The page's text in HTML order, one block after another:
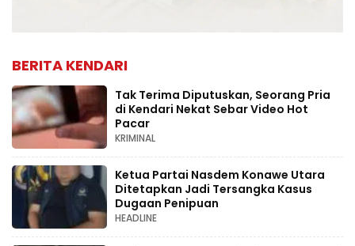
BERITA KENDARI
Tak Terima Diputuskan, Seorang Pria
di Kendari Nekat Sebar Video Hot
Pacar
KRIMINAL
Ketua Partai Nasdem Konawe Utara
Ditetapkan Jadi Tersangka Kasus
Dugaan Penipuan
HEADLINE